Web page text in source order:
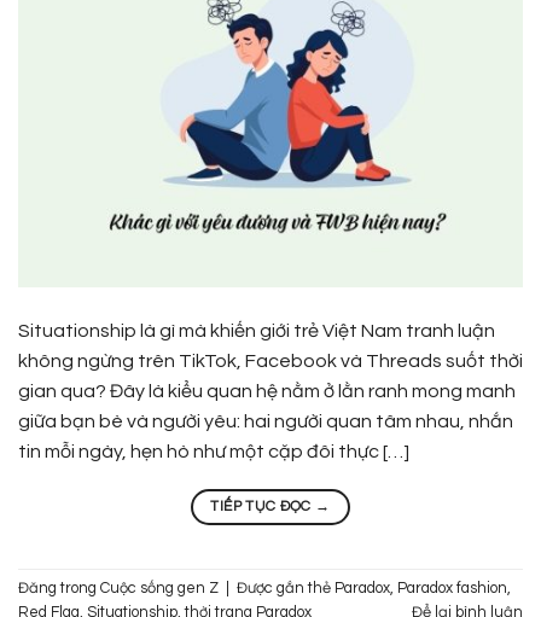
Situationship là gì mà khiến giới trẻ Việt Nam tranh luận
không ngừng trên TikTok, Facebook và Threads suốt thời
gian qua? Đây là kiểu quan hệ nằm ở lằn ranh mong manh
giữa bạn bè và người yêu: hai người quan tâm nhau, nhắn
tin mỗi ngày, hẹn hò như một cặp đôi thực […]
TIẾP TỤC ĐỌC →
Đăng trong Cuộc sống gen Z Được gắn thẻ Paradox, Paradox fashion,
Red Flag, Situationship,thời trang Paradox Để lại bình luận